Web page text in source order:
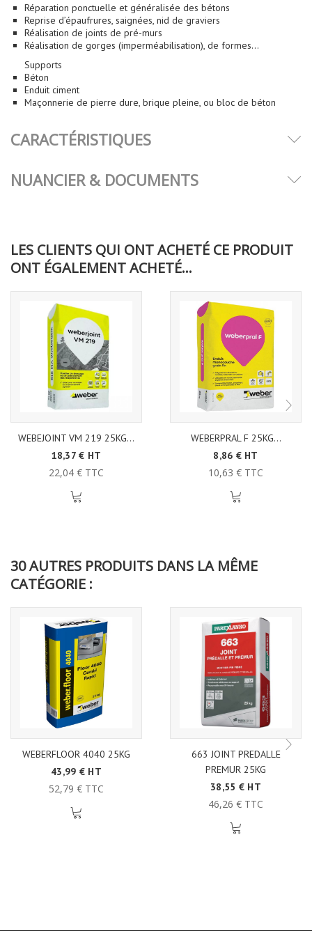
Réparation ponctuelle et généralisée des bétons
Reprise d’épaufrures, saignées, nid de graviers
Réalisation de joints de pré-murs
Réalisation de gorges (imperméabilisation), de formes...
Supports
Béton
Enduit ciment
Maçonnerie de pierre dure, brique pleine, ou bloc de béton
CARACTÉRISTIQUES
NUANCIER & DOCUMENTS
LES CLIENTS QUI ONT ACHETÉ CE PRODUIT
ONT ÉGALEMENT ACHETÉ...
WEBEJOINT VM 219 25KG...
18,37 € HT
22,04 € TTC
WEBERPRAL F 25KG...
8,86 € HT
10,63 € TTC
30 AUTRES PRODUITS DANS LA MÊME
CATÉGORIE :
WEBERFLOOR 4040 25KG
43,99 € HT
52,79 € TTC
663 JOINT PREDALLE
PREMUR 25KG
38,55 € HT
46,26 € TTC